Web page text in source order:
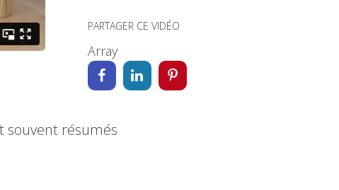
PARTAGER CE VIDÉO
Array
souvent résumés